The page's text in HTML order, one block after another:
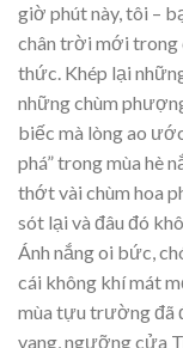
giờ phút này, tôi –
chân trời mới trong
thức. Khép lại
những chùm
biếc mà lòng ao
phá” trong mùa hè
thớt vài chùm hoa
sót lại và đâu đó
Ánh nắng oi bức,
cái không khí mát
mùa tựu trường đã
vang, ngưỡng cửa